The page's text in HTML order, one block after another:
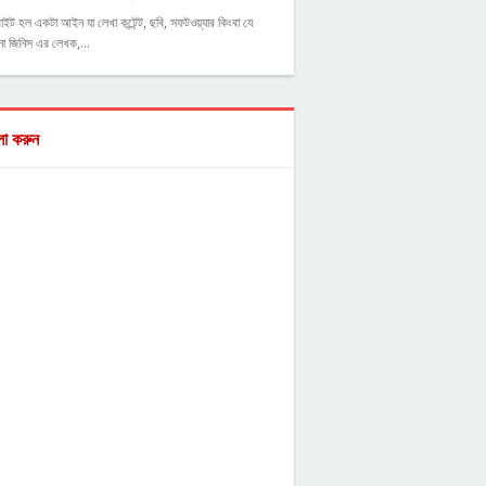
হল একটা আইন যা লেখা কন্টেন্ট, ছবি, সফটওয়্যার কিংবা যে
জিনিস এর লেখক,…
করুন